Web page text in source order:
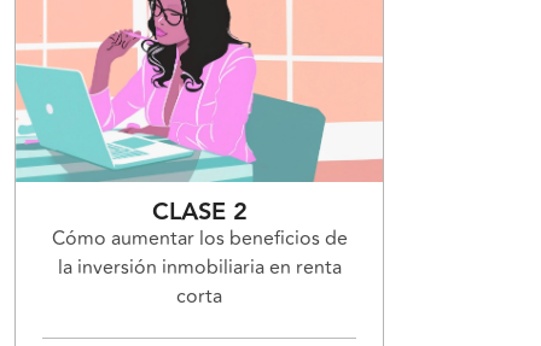
CLASE 2
Cómo aumentar los beneficios de
la inversión inmobiliaria en renta
corta